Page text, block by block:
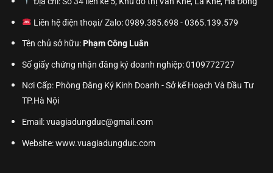
Liên hệ điện thoại/ Zalo: 0989.385.698 - 0365.139.579
Tên chủ sở hữu:Phạm Công Luân
Số giấy chứng nhận đăng ký doanh nghiệp: 0109772727
Nơi Cấp: Phòng Đăng Ký Kinh Doanh - Sở kế Hoạch Và Đầu Tư
TP.Hà Nội
Email: vuagiadungduc@gmail.com
Website:www.vuagiadungduc.com